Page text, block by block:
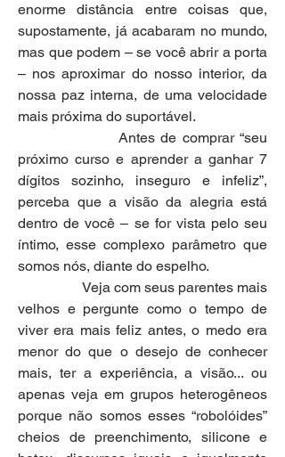
enorme distância entre coisas que,
supostamente, já acabaram no mundo,
mas que podem – se você abrir a porta
– nos aproximar do nosso interior, da
nossa paz interna, de uma velocidade
mais próxima do suportável.
Antes de comprar “seu
próximo curso e aprender a ganhar 7
dígitos sozinho, inseguro e infeliz”,
perceba que a visão da alegria está
dentro de você – se for vista pelo seu
íntimo, esse complexo parâmetro que
somos nós, diante do espelho.
Veja com seus parentes mais
velhos e pergunte como o tempo de
viver era mais feliz antes, o medo era
menor do que o desejo de conhecer
mais, ter a experiência, a visão... ou
apenas veja em grupos heterogêneos
porque não somos esses “robolóides”
cheios de preenchimento, silicone e